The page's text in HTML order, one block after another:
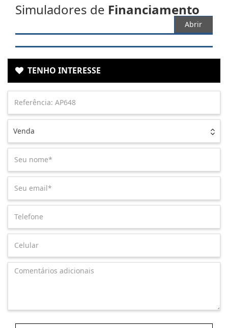
Simuladores de Financiamento
Abrir
TENHO INTERESSE
Venda